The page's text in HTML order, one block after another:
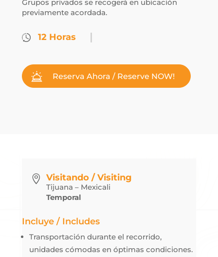
Grupos privados se recogerá en ubicación
previamente acordada.
12 Horas
Reserva Ahora / Reserve NOW!
 Visitando / Visiting
Tijuana – Mexicali
Temporal
Incluye / Includes
Transportación durante el recorrido,
unidades cómodas en óptimas condiciones.